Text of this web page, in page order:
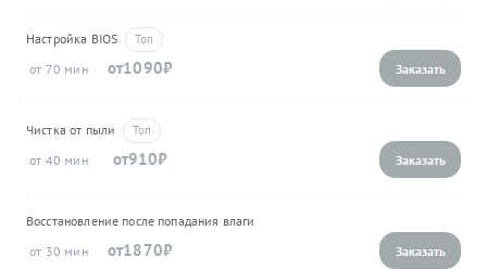
Настройка BIOS
70
1090
Чистка от пыли
40
910
Восстановление после попадания влаги
30
1870